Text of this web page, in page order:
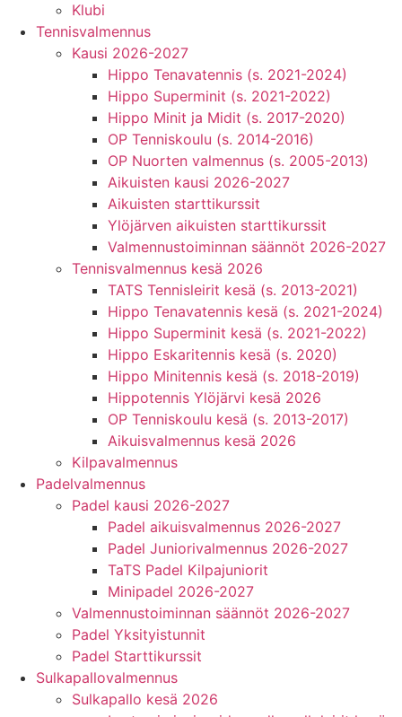
Klubi
Tennisvalmennus
Kausi 2026-2027
Hippo Tenavatennis (s. 2021-2024)
Hippo Superminit (s. 2021-2022)
Hippo Minit ja Midit (s. 2017-2020)
OP Tenniskoulu (s. 2014-2016)
OP Nuorten valmennus (s. 2005-2013)
Aikuisten kausi 2026-2027
Aikuisten starttikurssit
Ylöjärven aikuisten starttikurssit
Valmennustoiminnan säännöt 2026-2027
Tennisvalmennus kesä 2026
TATS Tennisleirit kesä (s. 2013-2021)
Hippo Tenavatennis kesä (s. 2021-2024)
Hippo Superminit kesä (s. 2021-2022)
Hippo Eskaritennis kesä (s. 2020)
Hippo Minitennis kesä (s. 2018-2019)
Hippotennis Ylöjärvi kesä 2026
OP Tenniskoulu kesä (s. 2013-2017)
Aikuisvalmennus kesä 2026
Kilpavalmennus
Padelvalmennus
Padel kausi 2026-2027
Padel aikuisvalmennus 2026-2027
Padel Juniorivalmennus 2026-2027
TaTS Padel Kilpajuniorit
Minipadel 2026-2027
Valmennustoiminnan säännöt 2026-2027
Padel Yksityistunnit
Padel Starttikurssit
Sulkapallovalmennus
Sulkapallo kesä 2026